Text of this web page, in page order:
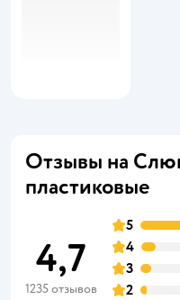
Отзывы на
пластиковые
4,7
1235 отзывов
5
4
3
2